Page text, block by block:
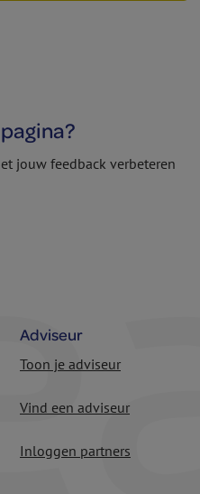
jouw feedback verbeteren
Adviseur
Toon je adviseur
Vind een adviseur
Inloggen partners